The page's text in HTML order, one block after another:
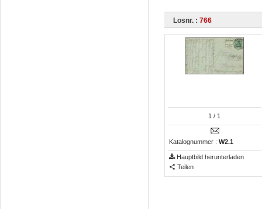
Losnr. : 766
1 / 1
Katalognummer : W2.1
Hauptbild herunterladen
Teilen